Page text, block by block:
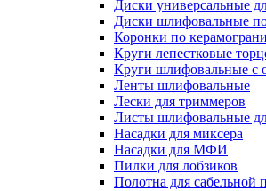
Диски универсальные
Диски шлифовальные
Коронки по
Круги лепестковые
Круги шлифовальные с
Ленты шлифовальные
Лески для триммеров
Листы шлифовальные
Насадки для миксера
Насадки для МФИ
Пилки для лобзиков
Полотна для сабельной